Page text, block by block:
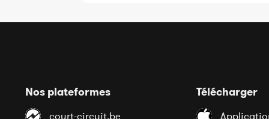
Nos plateformes
court-circuit.be
Télécharger